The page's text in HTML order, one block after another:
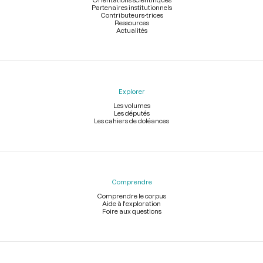
Partenaires institutionnels
Contributeurs-trices
Ressources
Actualités
Explorer
Les volumes
Les députés
Les cahiers de doléances
Comprendre
Comprendre le corpus
Aide à l'exploration
Foire aux questions